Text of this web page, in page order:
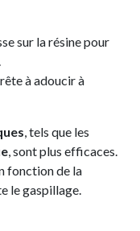
sur la résine pour
à adoucir à
, tels que les
, sont plus efficaces.
fonction de la
le gaspillage.